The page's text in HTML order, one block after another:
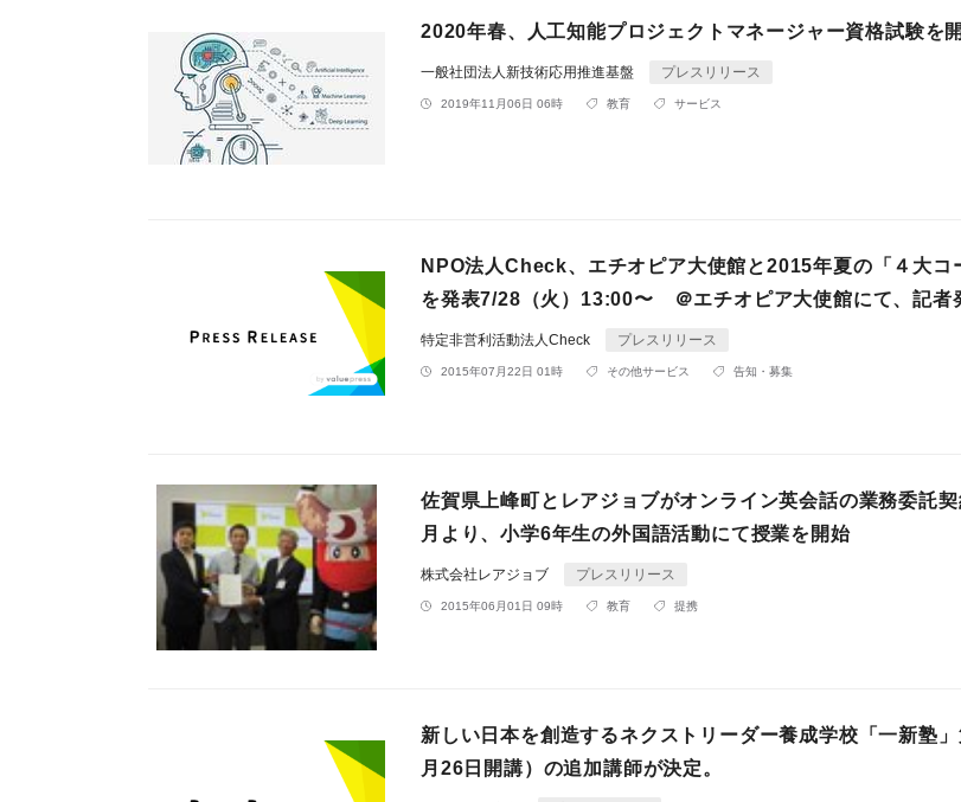
2020年春、人工知能プロジェクトマネージャー資格試験を
一般社団法人新技術応用推進基盤 プレスリリース
2019年11月06日 06時 教育 サービス
NPO法人Check、エチオピア大使館と2015年夏の「４大コ
を発表7/28（火）13:00〜 ＠エチオピア大使館にて、記者
特定非営利活動法人Check プレスリリース
2015年07月22日 01時 その他サービス 告知・募集
佐賀県上峰町とレアジョブがオンライン英会話の業務委託
月より、小学6年生の外国語活動にて授業を開始
株式会社レアジョブ プレスリリース
2015年06月01日 09時 教育 提携
新しい日本を創造するネクストリーダー養成学校「一新塾
月26日開講）の追加講師が決定。